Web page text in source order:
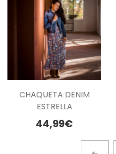
M S XL
CHAQUETA DENIM
ESTRELLA
44,99€